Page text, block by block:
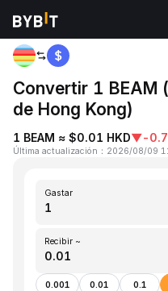
Inicio BEAM to HKD
Convertir 1 BEAM
de Hong Kong)
1 BEAM ≈ $0.01 HKD▼-
Última actualización ： 2026/08/09
Gastar
Recibir ~
0.001 0.01 0.1